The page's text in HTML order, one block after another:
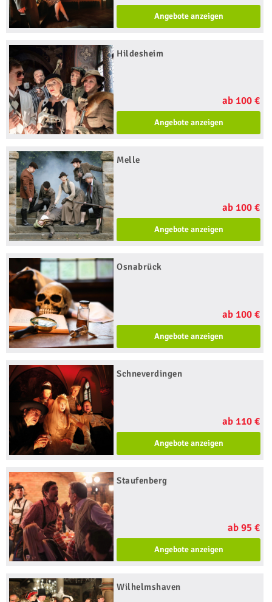
Angebote anzeigen
Hildesheim
ab 100 €
Angebote anzeigen
Melle
ab 100 €
Angebote anzeigen
Osnabrück
ab 100 €
Angebote anzeigen
Schneverdingen
ab 110 €
Angebote anzeigen
Staufenberg
ab 95 €
Angebote anzeigen
Wilhelmshaven